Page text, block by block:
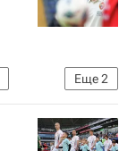
Еще2